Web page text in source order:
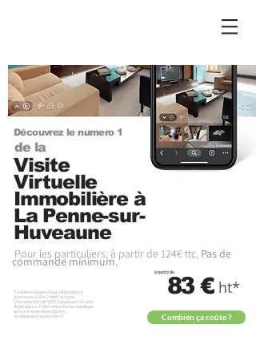
Découvrez le numero 1
Visite
Virtuelle
Immobilière à
La Penne-sur-
Huveaune
de la
Pour les particuliers, à partir de 124€ ttc. Pas de
commande minimum.
*Les biens équipés d'une dépendance
supérieure à 30m2 sont facturés.
Une reduction de 20% s'appliquera à cette
dépendance.Cette réduction ne s'applique
qu'à une seule dépendance,
nedépassantpas les 50m2.
€
à partir de
83 ht*
Combien ça coûte ?